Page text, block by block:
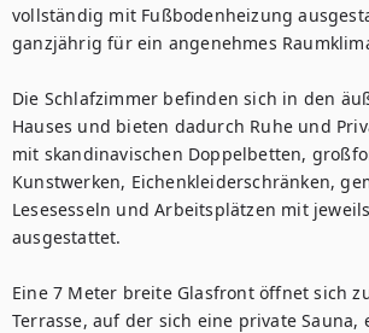
vollständig mit Fußbodenheizung
ganzjährig für ein angenehmes
Die Schlafzimmer befinden sich in den
Hauses und bieten dadurch Ruhe und
mit skandinavischen Doppelbetten,
Kunstwerken, Eichenkleiderschränken,
Lesesesseln und Arbeitsplätzen mit
ausgestattet.
Eine 7 Meter breite Glasfront öffnet sich
Terrasse, auf der sich eine private Sauna,